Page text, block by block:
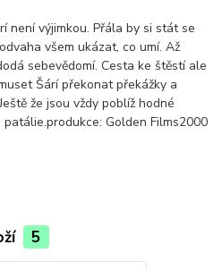
není výjimkou. Přála by si stát se
všem ukázat, co umí. Až
sebevědomí. Cesta ke štěstí ale
Šárí překonat překážky a
že jsou vždy poblíž hodné
Golden Films2000
5